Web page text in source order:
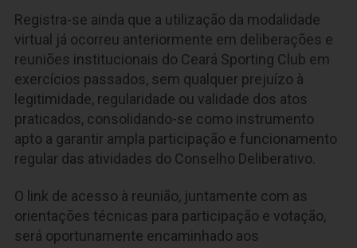
Registra-se ainda que a utilização da modalidade
virtual já ocorreu anteriormente em deliberações e
reuniões institucionais do Ceará Sporting Club em
exercícios passados, sem qualquer prejuízo à
legitimidade, regularidade ou validade dos atos
praticados, consolidando-se como instrumento
apto a garantir ampla participação e funcionamento
regular das atividades do Conselho Deliberativo.
O link de acesso à reunião, juntamente com as
orientações técnicas para participação e votação,
será oportunamente encaminhado aos